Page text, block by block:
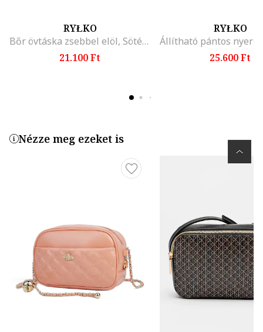
RYŁKO
Bőr övtáska zsebbel elöl, Sötétbarna
21.100 Ft
RYŁKO
25.600 Ft
Nézze meg ezeket is